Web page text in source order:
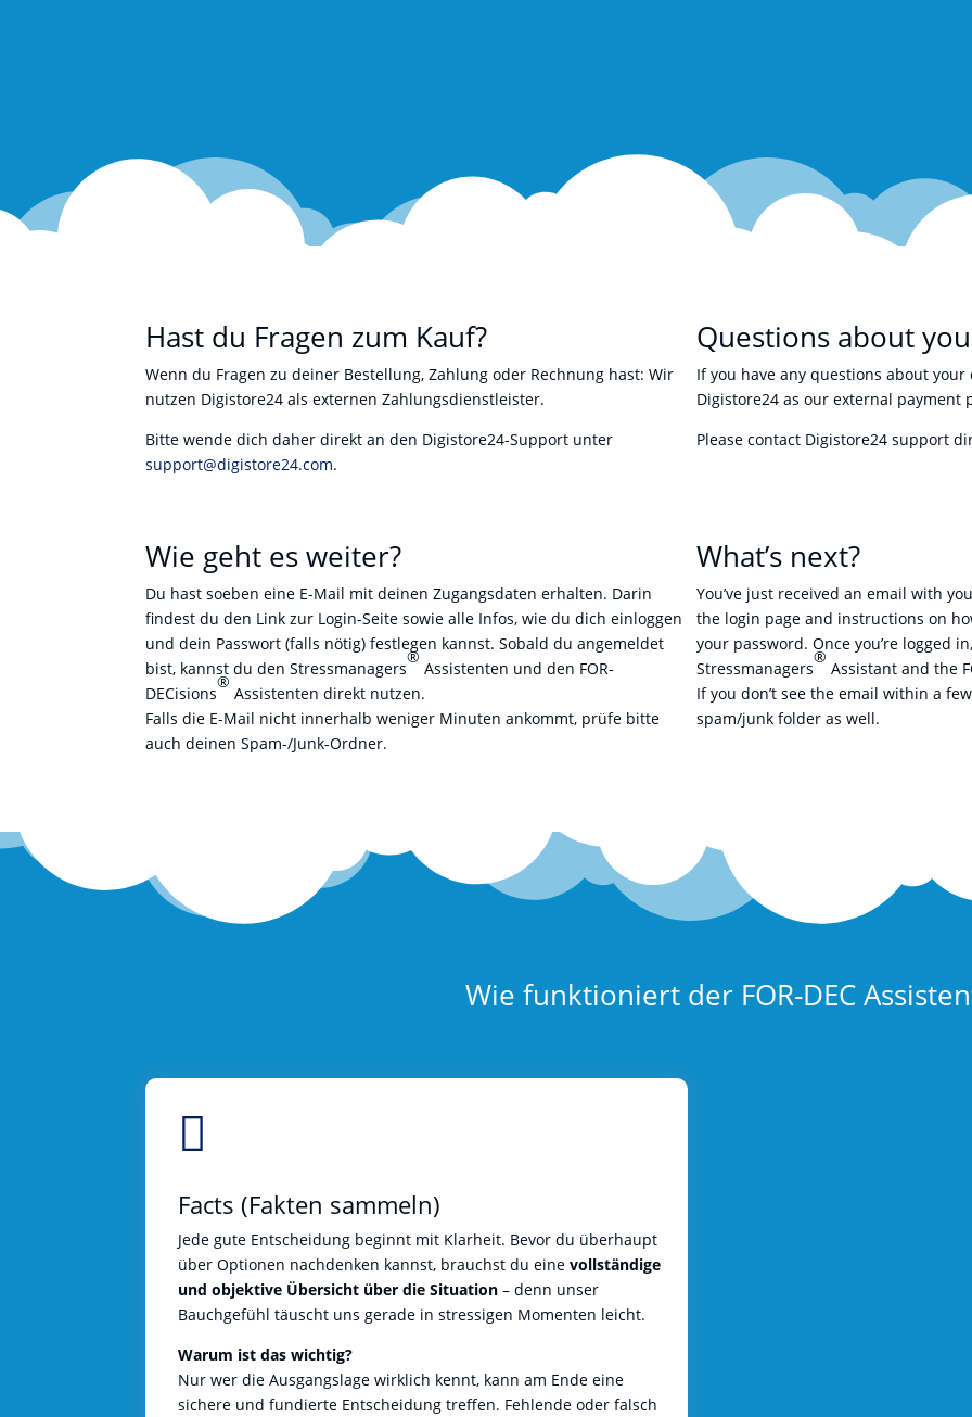
Hast du Fragen zum Kauf?
Wenn du Fragen zu deiner Bestellung, Zahlung oder Rechnung hast: Wir
nutzen Digistore24 als externen Zahlungsdienstleister.
Bitte wende dich daher direkt an den Digistore24-Support unter
support@digistore24.com.
Questions about
If you have any questions about
Digistore24 as our external payment
Please contact Digistore24 support
Wie geht es weiter?
Du hast soeben eine E-Mail mit deinen Zugangsdaten erhalten. Darin
findest du den Link zur Login-Seite sowie alle Infos, wie du dich einloggen
und dein Passwort (falls nötig) festlegen kannst. Sobald du angemeldet
bist, kannst du den Stressmanagers
®
Assistenten und den FOR-
DECisions
®
Assistenten direkt nutzen.
Falls die E-Mail nicht innerhalb weniger Minuten ankommt, prüfe bitte
auch deinen Spam-/Junk-Ordner.
What’s next?
You’ve just received an email with
the login page and instructions on
your password. Once you’re logged
Stressmanagers
®
Assistant and the
If you don’t see the email within a
spam/junk folder as well.
Wie funktioniert der FOR-DEC

Facts (Fakten sammeln)
Jede gute Entscheidung beginnt mit Klarheit. Bevor du überhaupt
über Optionen nachdenken kannst, brauchst du einevollständige
und objektive Übersicht über die Situation – denn unser
Bauchgefühl täuscht uns gerade in stressigen Momenten leicht.
Warum ist das wichtig?
Nur wer die Ausgangslage wirklich kennt, kann am Ende eine
sichere und fundierte Entscheidung treffen. Fehlende oder falsch